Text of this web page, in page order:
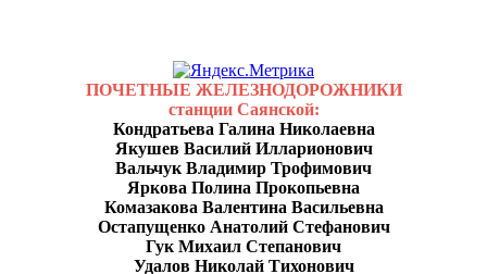
ПОЧЕТНЫЕ ЖЕЛЕЗНОДОРОЖНИКИ
станции Саянской:
Кондратьева Галина Николаевна
Якушев Василий Илларионович
Вальчук Владимир Трофимович
Яркова Полина Прокопьевна
Комазакова Валентина Васильевна
Остапущенко Анатолий Стефанович
Гук Михаил Степанович
Удалов Николай Тихонович